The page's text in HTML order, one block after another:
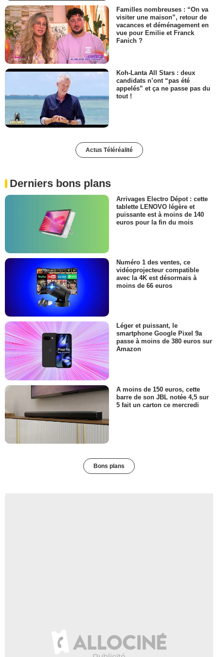
Familles nombreuses : “On va
visiter une maison”, retour de
vacances et déménagement en
vue pour Emilie et Franck
Fanich ?
Koh-Lanta All Stars : deux
candidats n’ont “pas été
appelés” et ça ne passe pas du
tout !
Actus Téléréalité
Derniers bons plans
Arrivages Electro Dépot : cette
tablette LENOVO légère et
puissante est à moins de 140
euros pour la fin du mois
Numéro 1 des ventes, ce
vidéoprojecteur compatible
avec la 4K est désormais à
moins de 66 euros
Léger et puissant, le
smartphone Google Pixel 9a
passe à moins de 380 euros sur
Amazon
A moins de 150 euros, cette
barre de son JBL notée 4,5 sur
5 fait un carton ce mercredi
Bons plans